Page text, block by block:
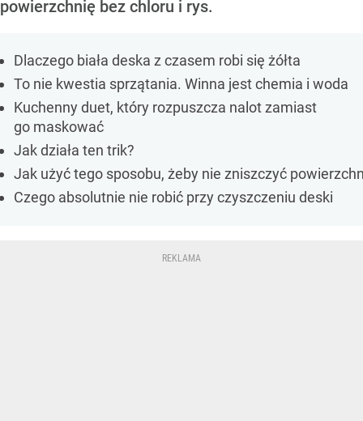
powierzchnię bez chloru i rys.
Dlaczego biała deska z czasem robi się żółta
To nie kwestia sprzątania. Winna jest chemia i woda
Kuchenny duet, który rozpuszcza nalot zamiast
go maskować
Jak działa ten trik?
Jak użyć tego sposobu, żeby nie zniszczyć
Czego absolutnie nie robić przy czyszczeniu deski